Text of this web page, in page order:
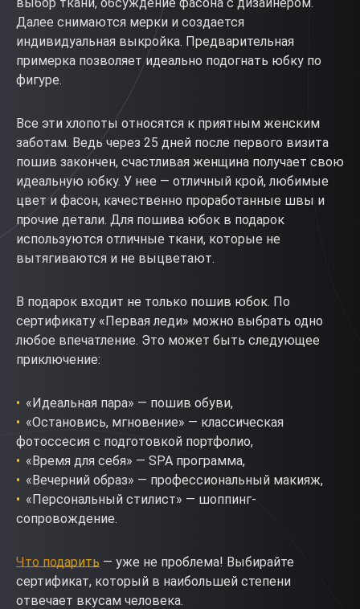
Далее снимаются мерки и создается
индивидуальная выкройка. Предварительная
примерка позволяет идеально подогнать юбку по
фигуре.
Все эти хлопоты относятся к приятным женским
заботам. Ведь через 25 дней после первого визита
пошив закончен, счастливая женщина получает свою
идеальную юбку. У нее — отличный крой, любимые
цвет и фасон, качественно проработанные швы и
прочие детали. Для пошива юбок в подарок
используются отличные ткани, которые не
вытягиваются и не выцветают.
В подарок входит не только пошив юбок. По
сертификату «Первая леди» можно выбрать одно
любое впечатление. Это может быть следующее
приключение:
«Идеальная пара» — пошив обуви,
«Остановись, мгновение» — классическая
фотоссесия с подготовкой портфолио,
«Время для себя» — SPA программа,
«Вечерний образ» — профессиональный макияж,
«Персональный стилист» — шоппинг-
сопровождение.
Что подарить — уже не проблема! Выбирайте
сертификат, который в наибольшей степени
отвечает вкусам человека.